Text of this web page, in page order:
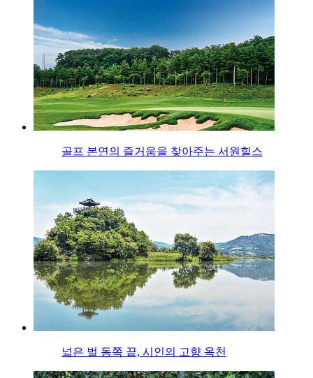
골프 본연의 즐거움을 찾아주는 서원힐스
넓은 벌 동쪽 끝, 시인의 고향 옥천